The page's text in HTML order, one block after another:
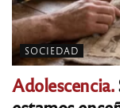
SOCIEDAD
Adolescencia.